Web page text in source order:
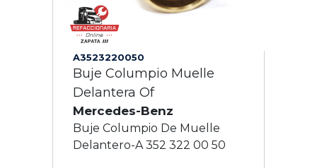
A3523220050
Buje Columpio Muelle
Delantera Of
Mercedes-Benz
Buje Columpio De Muelle
Delantero-A 352 322 00 50